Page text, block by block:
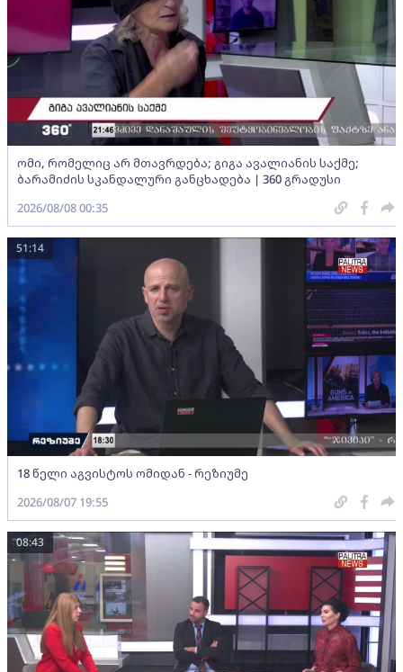
ომი, რომელიც არ მთავრდება; გიგა ავალიანის საქმე;
ბარამიძის სკანდალური განცხადება | 360 გრადუსი
2026/08/08 00:35
18 წელი აგვისტოს ომიდან - რეზიუმე
51:14
2026/08/07 19:55
08:43